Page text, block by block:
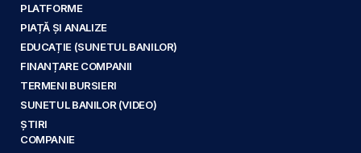
PLATFORME
PIAȚĂ ȘI ANALIZE
EDUCAȚIE (SUNETUL BANILOR)
FINANȚARE COMPANII
TERMENI BURSIERI
SUNETUL BANILOR (VIDEO)
ȘTIRI
COMPANIE